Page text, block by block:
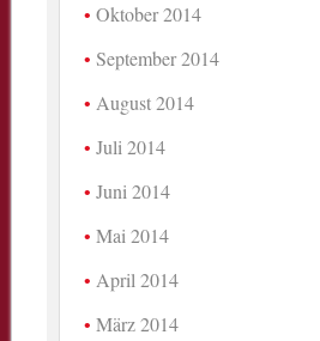
Oktober 2014
September 2014
August 2014
Juli 2014
Juni 2014
Mai 2014
April 2014
März 2014